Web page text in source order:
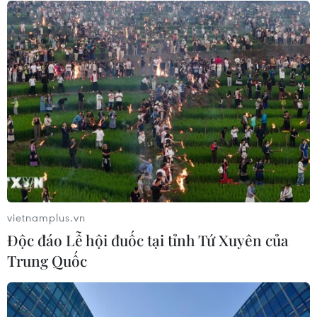
Đà Nẵng lần đầu đăng cai chung kết
Hoa hậu Di sản toàn cầu 2026
05/08/2026 11:01
Sẵn sàng cho Lễ hội Việt Nam-Hàn
Quốc thành phố Đà Nẵng 2026
05/08/2026 07:46
nhóm 10 thành phố hàng đầu thế
giới về ẩm thực đường phố
05/08/2026 03:11
vietnamplus.vn
Độc đáo Lễ hội đuốc tại tỉnh Tứ Xuyên của
Trung Quốc